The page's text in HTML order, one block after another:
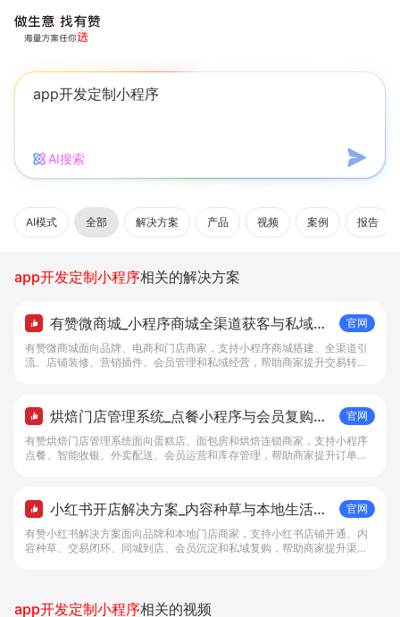
AI搜索
AI模式 全部 解决方案 产品 视频 案例 报告
app开发定制小程序相关的解决方案
有赞微商城_小程序商城全渠道获客与私域复
购工具 - 做生意, 找有赞
官网
有赞微商城面向品牌、电商和门店商家，支持小程序商城搭建、全渠道引
流、店铺装修、营销插件、会员管理和私域经营，帮助商家提升交易转化
烘焙门店管理系统_点餐小程序与会员复购工
具 - 做生意, 找有赞
官网
有赞烘焙门店管理系统面向蛋糕店、面包房和烘焙连锁商家，支持小程序
点餐、智能收银、外卖配送、会员运营和库存管理，帮助商家提升订单转
小红书开店解决方案_内容种草与本地生活转
化工具 - 做生意, 找有赞
官网
有赞小红书解决方案面向品牌和本地门店商家，支持小红书店铺开通、内
容种草、交易闭环、同城到店、会员沉淀和私域复购，帮助商家提升渠道
app开发定制小程序相关的视频